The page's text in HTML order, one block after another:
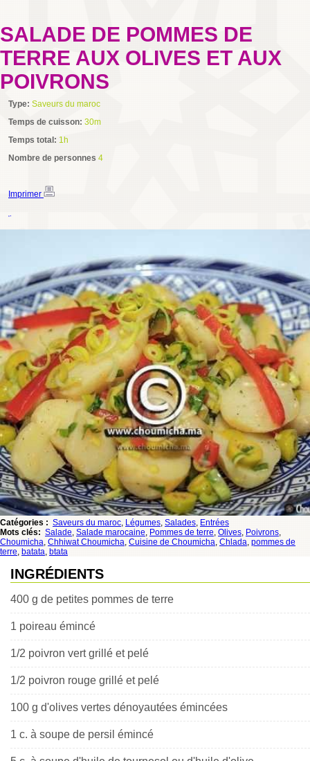
SALADE DE POMMES DE
TERRE AUX OLIVES ET AUX
POIVRONS
Type: Saveurs du maroc
Temps de cuisson: 30m
Temps total: 1h
Nombre de personnes 4
Imprimer
Catégories : Saveurs du maroc, Légumes, Salades, Entrées
Mots clés: Salade, Salade marocaine, Pommes de terre, Olives, Poivrons,
Choumicha, Chhiwat Choumicha, Cuisine de Choumicha, Chlada, pommes de
terre, batata, btata
INGRÉDIENTS
400 g de petites pommes de terre
1 poireau émincé
1/2 poivron vert grillé et pelé
1/2 poivron rouge grillé et pelé
100 g d'olives vertes dénoyautées émincées
1 c. à soupe de persil émincé